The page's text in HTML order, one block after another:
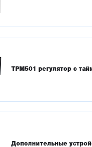
ТРМ501 регулятор с
Дополнительные